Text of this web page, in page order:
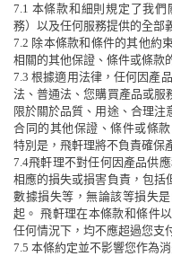
7.1 本條款和細則規定了我們
務）以及任何服務提供的全部
7.2 除本條款和條件的其他約束
相關的其他保證、條件或條款
7.3根據適用法律，任何因產
法、普通法、您購買產品或服
限於關於品質、用途、合理注
合同的其他保證、條件或條
特別是，飛軒理將不負責確保
7.4飛軒理不對任何因產品供
相應的損失或損害負責，包括
數據損失等， 無論該等損失
起。 飛軒理在本條款和條件
任何情況下 ， 均不應超過您支
7.5 本條約定並不影響您作為